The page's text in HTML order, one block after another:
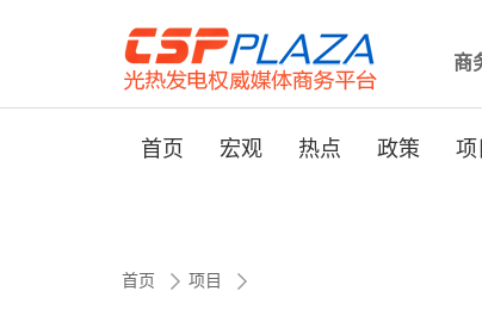
商
首页 宏观 热点 政策 项
首页 项目